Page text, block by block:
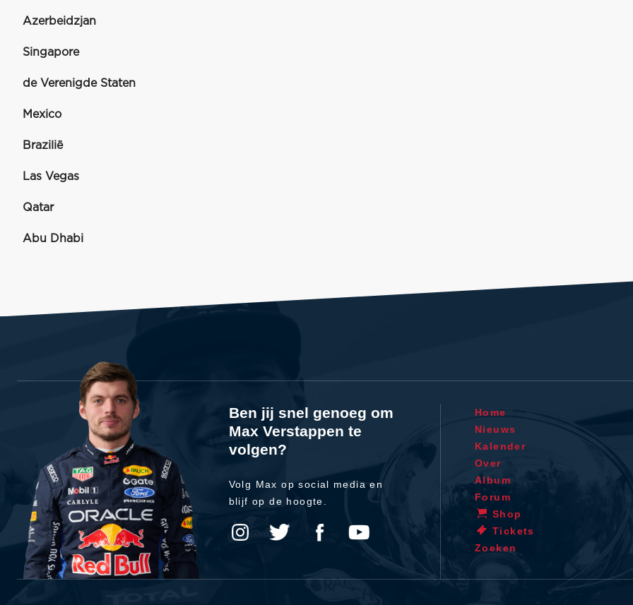
Azerbeidzjan
Singapore
de Verenigde Staten
Mexico
Brazilië
Las Vegas
Qatar
Abu Dhabi
Ben jij snel genoeg om
Max Verstappen te
volgen?
Volg Max op social media en
blijf op de hoogte.
Home
Nieuws
Kalender
Over
Album
Forum
Shop
Tickets
Zoeken